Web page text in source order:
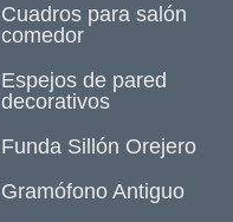
Cuadros para salón
comedor
Espejos de pared
decorativos
Funda Sillón Orejero
Gramófono Antiguo